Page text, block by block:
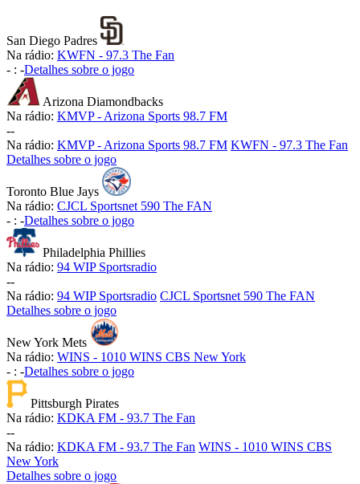
San Diego Padres
Na rádio: KWFN - 97.3 The Fan
- : -Detalhes sobre o jogo
Arizona Diamondbacks
Na rádio: KMVP - Arizona Sports 98.7 FM
--
Na rádio: KMVP - Arizona Sports 98.7 FM KWFN - 97.3 The Fan
Detalhes sobre o jogo
Toronto Blue Jays
Na rádio: CJCL Sportsnet 590 The FAN
- : -Detalhes sobre o jogo
Philadelphia Phillies
Na rádio: 94 WIP Sportsradio
--
Na rádio: 94 WIP Sportsradio CJCL Sportsnet 590 The FAN
Detalhes sobre o jogo
New York Mets
Na rádio: WINS - 1010 WINS CBS New York
- : -Detalhes sobre o jogo
Pittsburgh Pirates
Na rádio: KDKA FM - 93.7 The Fan
--
Na rádio: KDKA FM - 93.7 The Fan WINS - 1010 WINS CBS
New York
Detalhes sobre o jogo